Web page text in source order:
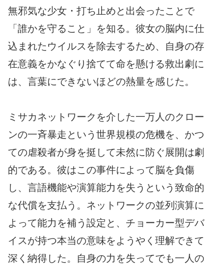
無邪気な少女・打ち止めと出会ったことで
「誰かを守ること」を知る。彼女の脳内に仕
込まれたウイルスを除去するため、自身の存
在意義をかなぐり捨てて命を懸ける救出劇に
は、言葉にできないほどの熱量を感じた。
ミサカネットワークを介した一万人のクロー
ンの一斉暴走という世界規模の危機を、かつ
ての虐殺者が身を挺して未然に防ぐ展開は劇
的である。彼はこの事件によって脳を負傷
し、言語機能や演算能力を失うという致命的
な代償を支払う。ネットワークの並列演算に
よって能力を補う設定と、チョーカー型デバ
イスが持つ本当の意味をようやく理解できて
深く納得した。自身の力を失ってでも一人の